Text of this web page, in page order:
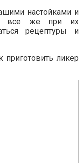
настойками и
все же при их
рецептуры и
ликер